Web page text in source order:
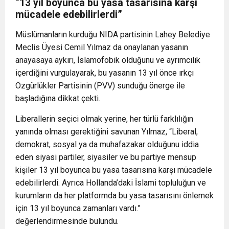
“13 yıl boyunca bu yasa tasarısına karşı
mücadele edebilirlerdi”
Müslümanların kurduğu NIDA partisinin Lahey Belediye
Meclis Üyesi Cemil Yılmaz da onaylanan yasanın
anayasaya aykırı, İslamofobik olduğunu ve ayrımcılık
içerdiğini vurgulayarak, bu yasanın 13 yıl önce ırkçı
Özgürlükler Partisinin (PVV) sunduğu önerge ile
başladığına dikkat çekti.
Liberallerin seçici olmak yerine, her türlü farklılığın
yanında olması gerektiğini savunan Yılmaz, “Liberal,
demokrat, sosyal ya da muhafazakar olduğunu iddia
eden siyasi partiler, siyasiler ve bu partiye mensup
kişiler 13 yıl boyunca bu yasa tasarısına karşı mücadele
edebilirlerdi. Ayrıca Hollanda’daki İslami topluluğun ve
kurumların da her platformda bu yasa tasarısını önlemek
için 13 yıl boyunca zamanları vardı.”
değerlendirmesinde bulundu.